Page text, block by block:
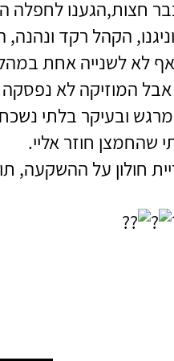
חצות,הגענו לחפלה
וניגנו, הקהל רקד
לא לשנייה אחת
אבל המוזיקה לא
ובעיקר בלתי
שהחמצן חוזר אליי.
חולון על ההשקעה,